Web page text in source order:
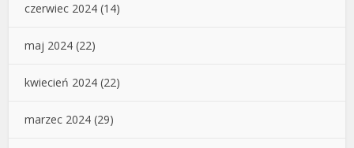
czerwiec 2024 (14)
maj 2024 (22)
kwiecień 2024 (22)
marzec 2024 (29)